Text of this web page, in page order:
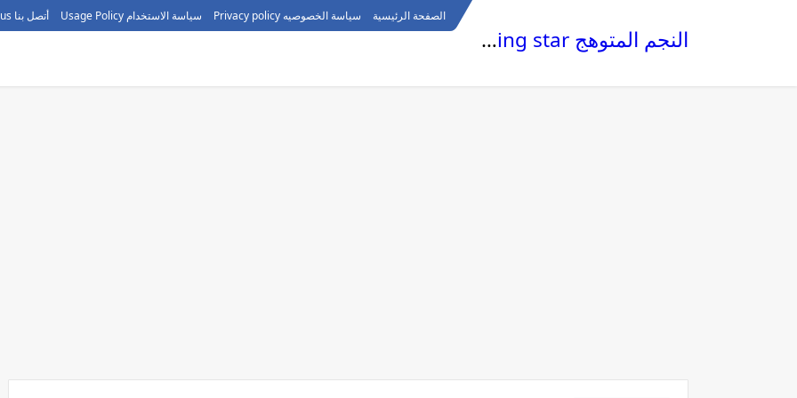
الصفحة الرئيسية سياسة الخصوصيه Privacy policy سياسة الاستخدام Usage Policy أتصل بنا call us
النجم المتوهج The glowing star